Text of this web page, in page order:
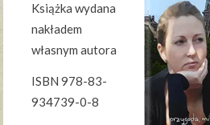
Książka wydana
nakładem
własnym autora
ISBN 978-83-
934739-0-8